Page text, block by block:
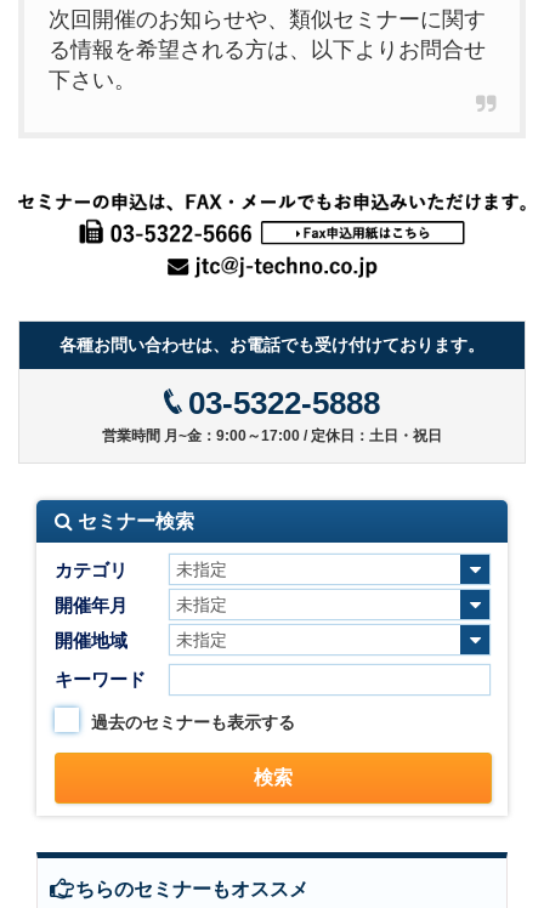
次回開催のお知らせや、類似セミナーに関す
る情報を希望される方は、以下よりお問合せ
下さい。
各種お問い合わせは、お電話でも受け付けております。
03-5322-5888
営業時間 月~金：9:00～17:00 / 定休日：土日・祝日
セミナー検索
カテゴリ
開催年月
開催地域
キーワード
過去のセミナーも表示する
こちらのセミナーもオススメ